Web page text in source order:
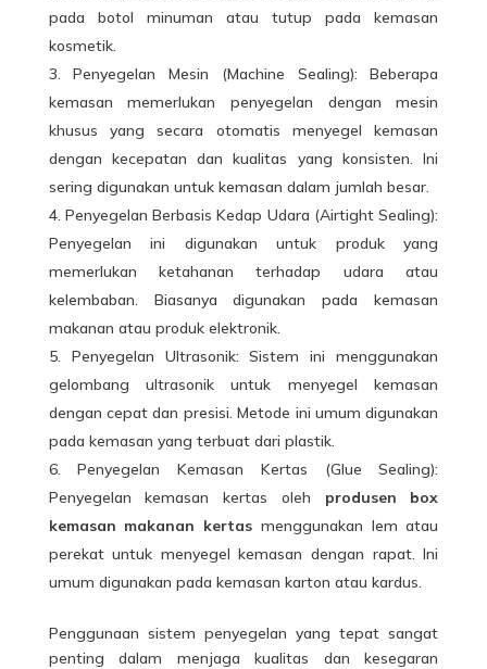
pada botol minuman atau tutup pada kemasan
kosmetik.
Penyegelan Mesin (Machine Sealing): Beberapa
kemasan memerlukan penyegelan dengan mesin
khusus yang secara otomatis menyegel kemasan
dengan kecepatan dan kualitas yang konsisten. Ini
sering digunakan untuk kemasan dalam jumlah besar.
Penyegelan Berbasis Kedap Udara (Airtight Sealing):
Penyegelan ini digunakan untuk produk yang
memerlukan ketahanan terhadap udara atau
kelembaban. Biasanya digunakan pada kemasan
makanan atau produk elektronik.
Penyegelan Ultrasonik: Sistem ini menggunakan
gelombang ultrasonik untuk menyegel kemasan
dengan cepat dan presisi. Metode ini umum digunakan
pada kemasan yang terbuat dari plastik.
Penyegelan Kemasan Kertas (Glue Sealing):
Penyegelan kemasan kertas oleh produsen box
kemasan makanan kertas menggunakan lem atau
perekat untuk menyegel kemasan dengan rapat. Ini
umum digunakan pada kemasan karton atau kardus.
Penggunaan sistem penyegelan yang tepat sangat
penting dalam menjaga kualitas dan kesegaran